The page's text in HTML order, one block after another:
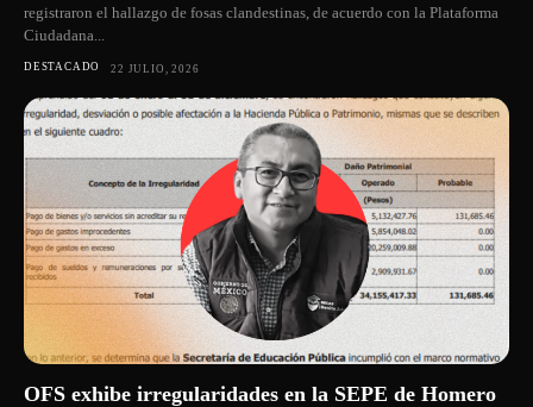
registraron el hallazgo de fosas clandestinas, de acuerdo con la Plataforma
Ciudadana...
DESTACADO 22 JULIO, 2026
OFS exhibe irregularidades en la SEPE de Homero